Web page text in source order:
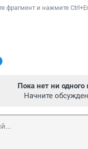
фрагмент и нажмите
Пока нет ни
Начните